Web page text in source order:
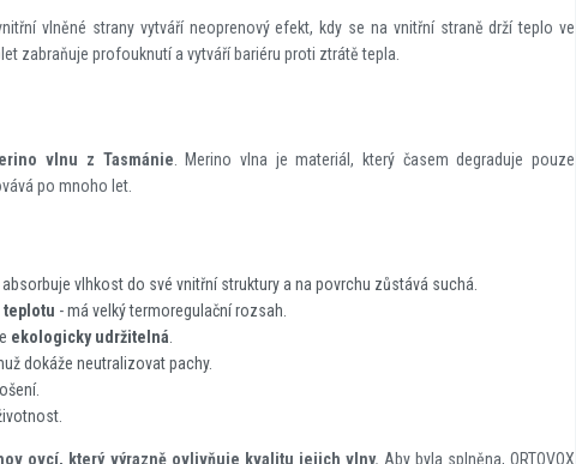
vlněné strany vytváří neoprenový efekt, kdy se na vnitřní straně drží teplo ve
zabraňuje profouknutí a vytváří bariéru proti ztrátě tepla.
vlnu z Tasmánie . Merino vlna je materiál, který časem degraduje pouze
po mnoho let.
absorbuje vlhkost do své vnitřní struktury a na povrchu zůstává suchá.
- má velký termoregulační rozsah.
ekologicky udržitelná
dokáže neutralizovat pachy.
ovcí, který výrazně ovlivňuje kvalitu jejich vlny. Aby byla splněna, ORTOVOX